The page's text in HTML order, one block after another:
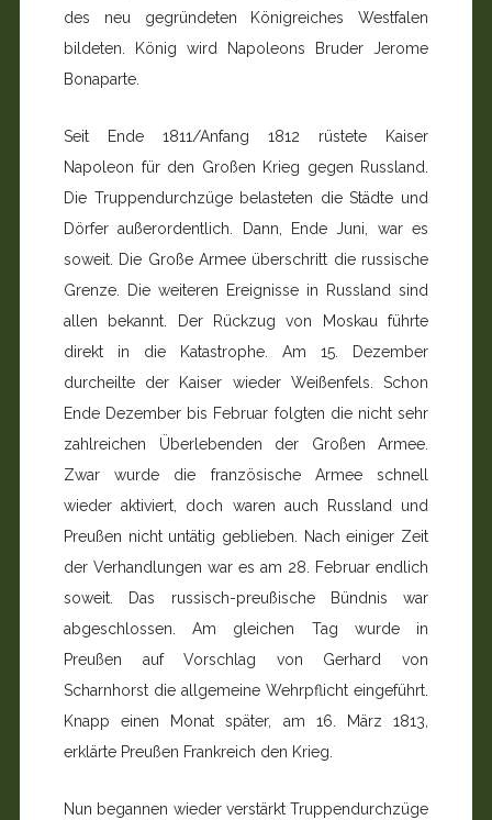
des neu gegrün­deten Königreiches Westfalen
bildeten. König wird Napo­leons Bruder Jerome
Bonaparte.
Seit Ende 1811/Anfang 1812 rüstete Kaiser
Napoleon für den Großen Krieg gegen Russland.
Die Truppendurchzüge belasteten die Städte und
Dörfer außerordentlich. Dann, Ende Juni, war es
soweit. Die Große Armee überschritt die russische
Grenze. Die weiteren Ereignisse in Russland sind
allen bekannt. Der Rückzug von Moskau führte
direkt in die Katastrophe. Am 15. Dezember
durcheilte der Kaiser wieder Weißenfels. Schon
Ende Dezember bis Februar folgten die nicht sehr
zahlreichen Überlebenden der Großen Armee.
Zwar wurde die französische Armee schnell
wieder aktiviert, doch waren auch Russland und
Preußen nicht untätig geblieben. Nach einiger Zeit
der Verhandlungen war es am 28. Februar endlich
soweit. Das russisch-preußische Bünd­nis war
abgeschlossen. Am gleichen Tag wurde in
Preußen auf Vorschlag von Gerhard von
Scharnhorst die allgemeine Wehrpflicht eingeführt.
Knapp einen Monat später, am 16. März 1813,
erklärte Preußen Frankreich den Krieg.
Nun begannen wieder verstärkt Truppendurchzüge